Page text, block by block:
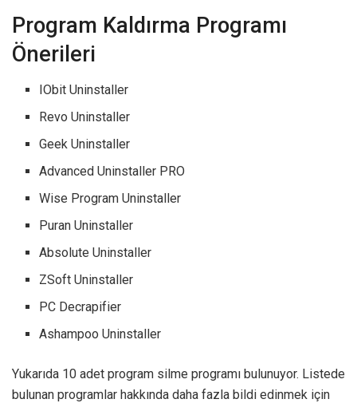
Program Kaldırma Programı
Önerileri
IObit Uninstaller
Revo Uninstaller
Geek Uninstaller
Advanced Uninstaller PRO
Wise Program Uninstaller
Puran Uninstaller
Absolute Uninstaller
ZSoft Uninstaller
PC Decrapifier
Ashampoo Uninstaller
Yukarıda 10 adet program silme programı bulunuyor. Listede
bulunan programlar hakkında daha fazla bildi edinmek için